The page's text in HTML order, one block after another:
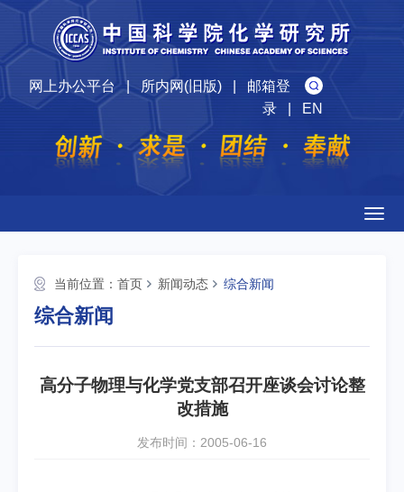
网上办公平台|所内网(旧版)| 邮箱登
录| EN
当前位置： 首页 新闻动态 综合新闻
综合新闻
高分子物理与化学党支部召开座谈会讨论整
改措施
发布时间：2005-06-16